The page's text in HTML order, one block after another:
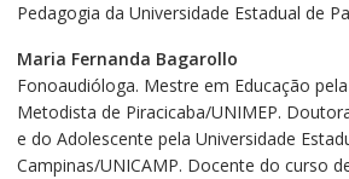
Pedagogia da Universidade Estadual de
Maria Fernanda Bagarollo
Fonoaudióloga. Mestre em Educação
Metodista de Piracicaba/UNIMEP.
e do Adolescente pela Universidade
Campinas/UNICAMP. Docente do curso